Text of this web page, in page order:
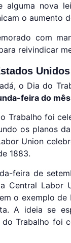
alguma nova
o aumento
com
reivindicar
Unidos
o Dia do
feira do
Trabalho foi
os planos
Union
1883.
feira de
Central Labor
o exemplo
A ideia se
Trabalho foi